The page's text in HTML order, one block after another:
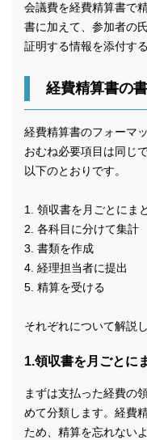
会議費を経費精算書で
書に加えて、参加者の
証明する情報を添付す
経費精算書の
経費精算書のフォーマ
おむね必要項目は同じ
以下のとおりです。
1. 領収書を月ごとにま
2. 各科目に分けて集計
3. 書類を作成
4. 経理担当者に提出
5. 精算を受ける
それぞれについて解説し
1.領収書を月ごとに
まずは支払った経費の
めて分類します。経費
ため、精算を忘れない